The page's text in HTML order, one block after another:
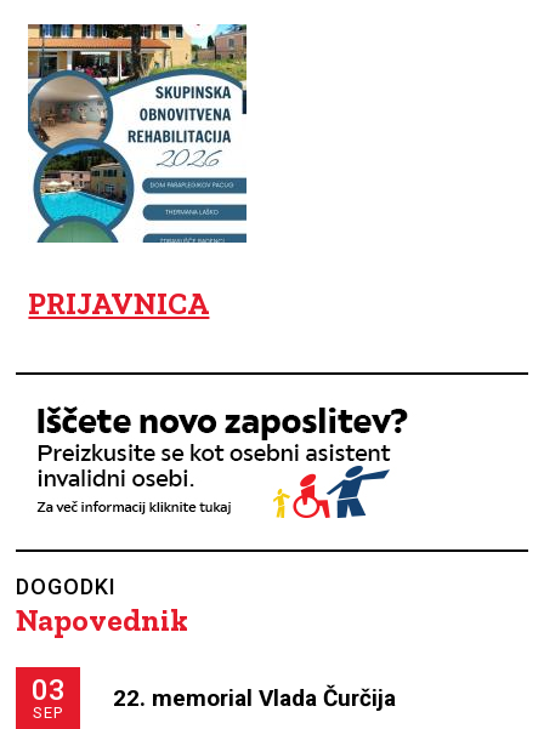
PRIJAVNICA
DOGODKI
Napovednik
03
SEP
22. memorial Vlada Čurčija